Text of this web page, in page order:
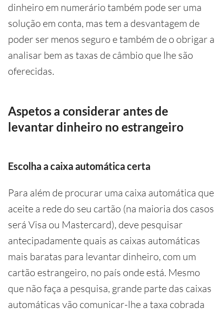
dinheiro em numerário também pode ser uma
solução em conta, mas tem a desvantagem de
poder ser menos seguro e também de o obrigar a
analisar bem as taxas de câmbio que lhe são
oferecidas.
Aspetos a considerar antes de
levantar dinheiro no estrangeiro
Escolha a caixa automática certa
Para além de procurar uma caixa automática que
aceite a rede do seu cartão (na maioria dos casos
será Visa ou Mastercard), deve pesquisar
antecipadamente quais as caixas automáticas
mais baratas para levantar dinheiro, com um
cartão estrangeiro, no país onde está. Mesmo
que não faça a pesquisa, grande parte das caixas
automáticas vão comunicar-lhe a taxa cobrada